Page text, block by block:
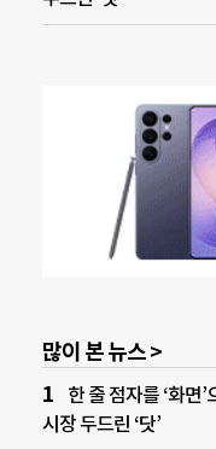
많이 본 뉴스 >
한 줄 점자를 ‘화면
시장 두드린 ‘닷’